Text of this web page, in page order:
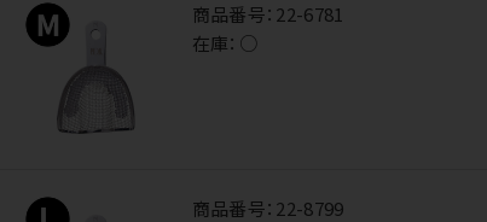
商品番号： 22-6781
在庫： ○
商品番号： 22-8799